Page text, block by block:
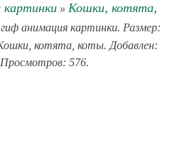
картинки » Кошки, котята,
анимация картинки. Размер:
котята, коты. Добавлен:
576.